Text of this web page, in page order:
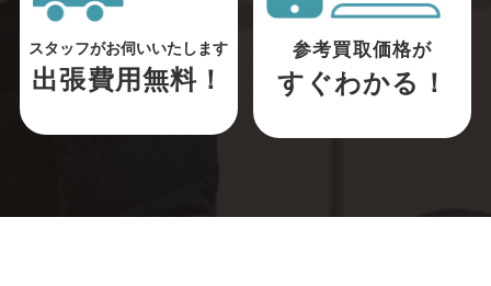
スタッフがお伺いいたします
出張費用無料！
参考買取価格が
すぐわかる！